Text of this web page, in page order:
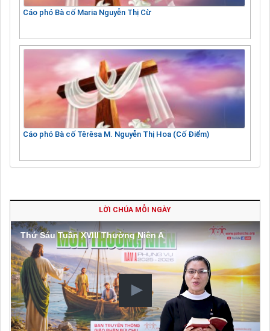
Cáo phó Bà cố Maria Nguyễn Thị Cừ
Cáo phó Bà cố Têrêsa M. Nguyễn Thị Hoa (Cố Điểm)
LỜI CHÚA MỖI NGÀY
Thứ Sáu Tuần XVIII Thường Niên A